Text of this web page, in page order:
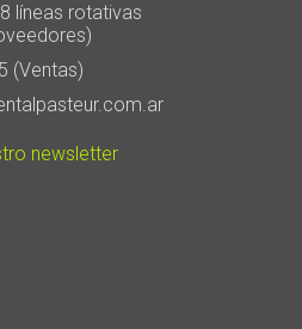
líneas rotativas
(Ventas)
newsletter